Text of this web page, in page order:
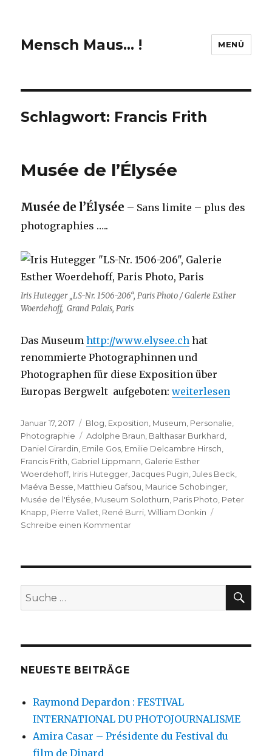
Mensch Maus… ! MENÜ
Schlagwort: Francis Frith
Musée de l’Élysée
Musée de l’Élysée – Sans limite – plus des
photographies …..
Iris Hutegger „LS-Nr. 1506-206“, Paris Photo / Galerie Esther
Woerdehoff, Grand Palais, Paris
Das Museumhttp://www.elysee.ch hat
renommierte Photographinnen und
Photographen für diese Exposition über
Europas Bergwelt aufgeboten:„Musée de l’Élysée“
weiterlesen
Veröffentlicht
am
Januar 17, 2017 Kategorien
Blog Exposition Museum Personalie
Photographie
Schlagwörter
Adolphe Braun Balthasar Burkhard
Daniel Girardin Emile Gos Emilie Delcambre Hirsch
Francis Frith Gabriel Lippmann Galerie Esther
Woerdehoff, Iriris Hutegger ,Jacques Pugin ,Jules Beck
Maéva Besse Matthieu Gafsou Maurice Schobinger
Musée de l'Élysée Museum Solothurn Paris Photo Peter
Knapp Pierre Vallet René Burri ,William Donkin
Schreibe einen Kommentarzu
Suche
nach:
NEUESTE BEITRÄGE
Raymond Depardon : FESTIVAL
INTERNATIONAL DU PHOTOJOURNALISME
Amira Casar – Présidente du Festival du
film de Dinard